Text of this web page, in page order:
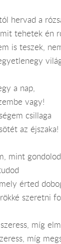
hervad a
tehetek én
is teszek,
a nap,
vagy!
csillaga
az éjszaka!
mint
érted
szeretni
míg
míg